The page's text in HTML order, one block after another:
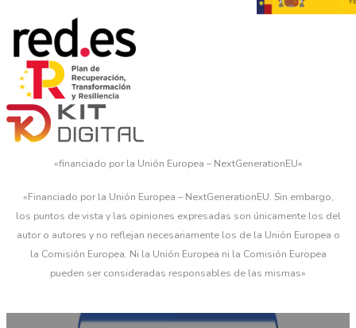
«financiado por la Unión Europea – NextGenerationEU»
«Financiado por la Unión Europea – NextGenerationEU. Sin embargo,
los puntos de vista y las opiniones expresadas son únicamente los del
autor o autores y no reflejan necesariamente los de la Unión Europea o
la Comisión Europea. Ni la Unión Europea ni la Comisión Europea
pueden ser consideradas responsables de las mismas»